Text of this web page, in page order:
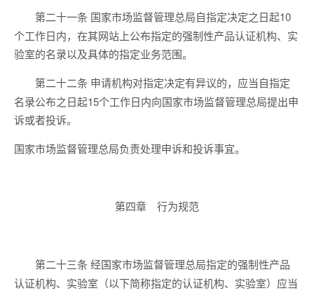
第二十一条 国家市场监督管理总局自指定决定之日起10
个工作日内，在其网站上公布指定的强制性产品认证机构、实
验室的名录以及具体的指定业务范围。
第二十二条 申请机构对指定决定有异议的，应当自指定
名录公布之日起15个工作日内向国家市场监督管理总局提出申
诉或者投诉。
国家市场监督管理总局负责处理申诉和投诉事宜。
第四章 行为规范
第二十三条 经国家市场监督管理总局指定的强制性产品
认证机构、实验室（以下简称指定的认证机构、实验室）应当